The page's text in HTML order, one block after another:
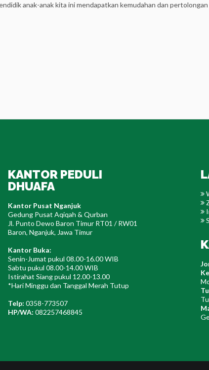
anak-anak kita ini mendapatkan kemudahan dan pertolongan
KANTOR PEDULI
DHUAFA
Kantor Pusat Nganjuk
Gedung Pusat Aqiqah & Qurban
Jl. Punto Dewo Baron Timur RT01 / RW01
Baron, Nganjuk, Jawa Timur
Kantor Buka:
Senin-Jumat pukul 08.00-16.00 WIB
Sabtu pukul 08.00-14.00 WIB
Istirahat Siang pukul 12.00-13.00
*Hari Minggu dan Tanggal Merah Tutup
Telp: 0358-773507
HP/WA: 082257468845